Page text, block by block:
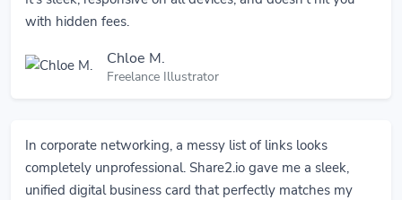
with hidden fees.
Chloe M.
Freelance Illustrator
In corporate networking, a messy list of links looks
completely unprofessional. Share2.io gave me a sleek,
unified digital business card that perfectly matches my